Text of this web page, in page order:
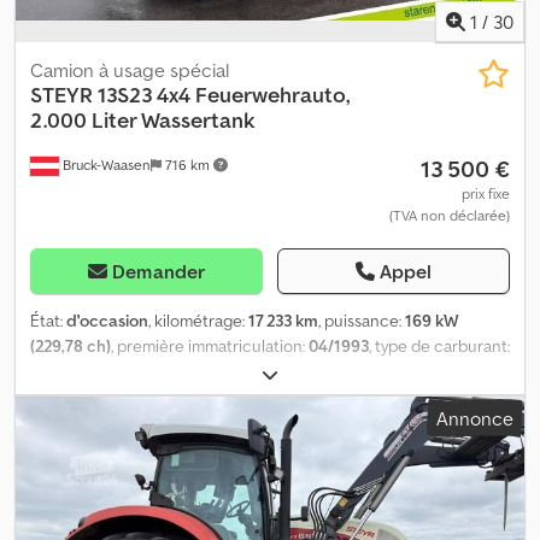
1 / 30
Bruck-Waasen 716 km
Camion à usage spécial
STEYR 13S23 4x4 Feuerwehrauto,
2.000 Liter Wassertank
13 500 €
prix fixe
(TVA non déclarée)
Demander Appel
État:d'occasion, kilométrage:17 233 km, puissance:169 kW
(229,78 ch), première immatriculation:04/1993, type de carburant:
2 essieux
d'engrenage:mécanique, Steyr 13S23 4x4, camion de pompiers,
réservoir d'eau de 2 litres, pompe haute pression Tout en un coup
d'œil · Première immatriculation : 28.04.19 · Moteur : 230 ch / 171 kW
· Kilométrage : 17 233 km · Empattement : 3 mm · Couleur : rouge ·
Boîte de vitesses : manuelle · Pneus : Axe 1 : 10 R 22,5 Axe 2 : 10 R
22,5 Remarque : disponible immédiatement Équipement spécial
Annonce